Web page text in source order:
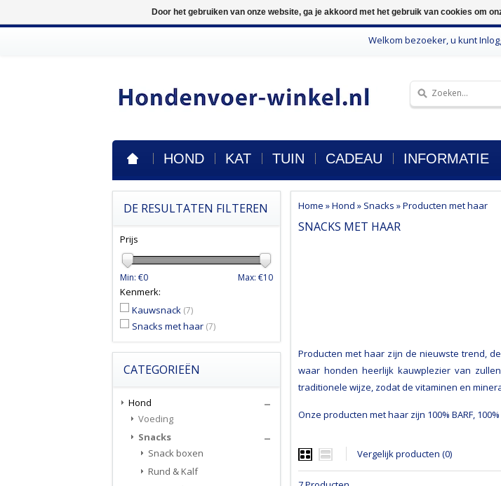
Welkom bezoeker, u kunt
HOND KAT TUIN CADEAU INFORMATIE
Home »Hond » Snacks »Producten met haar
SNACKS MET HAAR
Producten met haar zijn de nieuwste trend,
waar honden heerlijk kauwplezier van
traditionele wijze, zodat de vitaminen en
Onze producten met haar zijn 100% BARF,
Vergelijk producten (0)
DE RESULTATEN FILTEREN
Prijs
Min: €0 Max: €10
Kenmerk:
Kauwsnack (7)
Snacks met haar (7)
CATEGORIEËN
Hond
Voeding
Snacks
Snack boxen
Rund & Kalf
Door het gebruiken van onze website, ga je akkoord met het gebruik van cookies om